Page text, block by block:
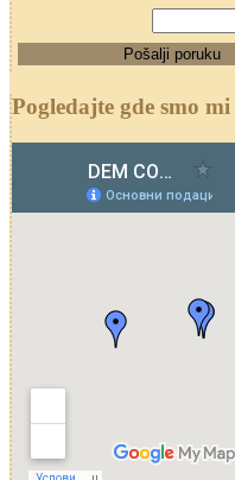
Pogledajte gde smo mi